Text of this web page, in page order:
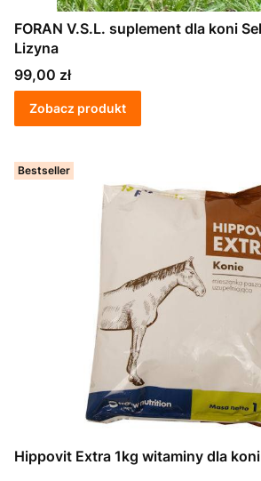
FORAN V.S.L. suplement dla koni Selen + Wit. C +
Lizyna
Cena
99,00 zł
Zobacz produkt
Bestseller
Hippovit Extra 1kg witaminy dla koni